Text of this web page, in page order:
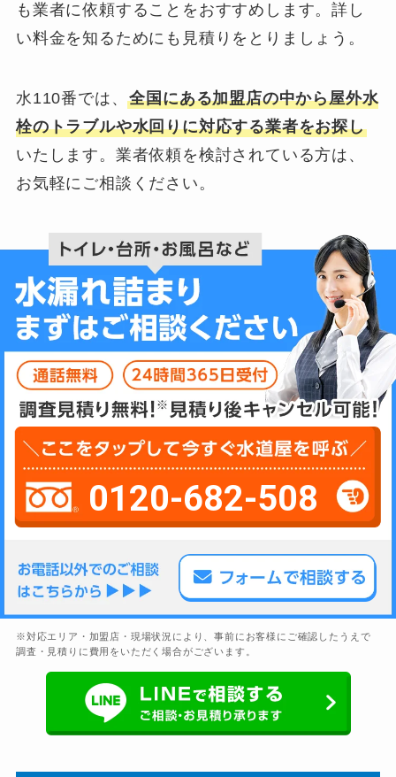
も業者に依頼することをおすすめします。詳し
い料金を知るためにも見積りをとりましょう。
水110番では、全国にある加盟店の中から屋外水
栓のトラブルや水回りに対応する業者をお探し
いたします。業者依頼を検討されている方は、
お気軽にご相談ください。
0120-682-508
※対応エリア・加盟店・現場状況により、事前にお客様にご確認したうえで
調査・見積りに費用をいただく場合がございます。